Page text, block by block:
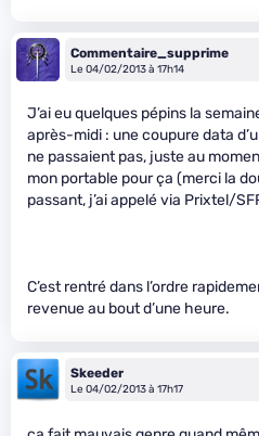
Commentaire_supprime
Le 04/02/2013 à 17h14
J’ai eu quelques pépins la
après-midi : une coupure data
ne passaient pas, juste au
mon portable pour ça (merci la
passant, j’ai appelé via Prixtel/
C’est rentré dans l’ordre
revenue au bout d’une heure.
Skeeder
Le 04/02/2013 à 17h17